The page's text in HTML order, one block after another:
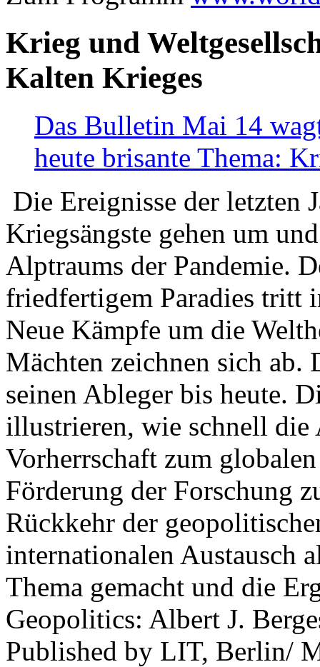
Krieg und
Kalten Krieges
Das Bulletin Mai 14
heute brisante Thema:
Die Ereignisse der letzten
Kriegsängste gehen um
Alptraums der Pandemie.
friedfertigem Paradies tritt
Neue Kämpfe um die
Mächten zeichnen sich
seinen Ableger bis heute.
illustrieren, wie schnell die
Vorherrschaft zum
Förderung der Forschung
Rückkehr der
internationalen Austausch
Thema gemacht und die
Geopolitics: Albert J.
Published by LIT, Berlin/